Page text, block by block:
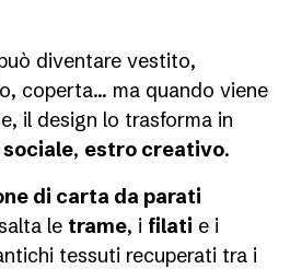
diventare vestito,
coperta… ma quando viene
il design lo trasforma in
, estro creativo.
di carta da parati
le trame, i filati e i
tessuti recuperati tra i